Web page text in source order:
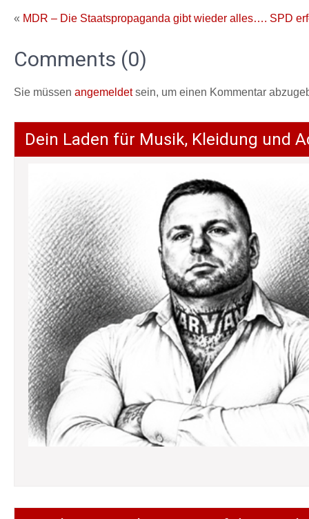
« MDR – Die Staatspropaganda gibt wieder alles…. SPD
Comments (0)
Sie müssen angemeldetsein, um einen Kommentar
Dein Laden für Musik, Kleidung und